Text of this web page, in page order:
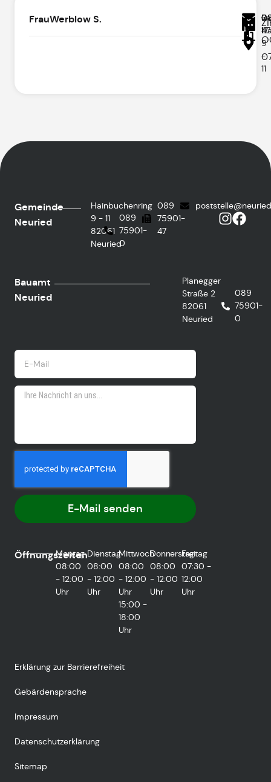
FrauWerblow S.
9
-
11
17
47
Gemeinde
Neuried
Hainbuchenring
9 - 11
82061
Neuried
089
75901-
0
089
75901-
47
Bauamt
Neuried
Planegger
Straße 2
82061
Neuried
089
75901-
0
E-Mail senden
Öffnungszeiten
Montag
08:00
- 12:00
Uhr
Dienstag
08:00
- 12:00
Uhr
Mittwoch
08:00
- 12:00
Uhr
15:00 -
18:00
Uhr
Donnerstag
08:00
- 12:00
Uhr
Freitag
07:30 -
12:00
Uhr
Erklärung zur Barrierefreiheit
Gebärdensprache
Impressum
Datenschutzerklärung
Sitemap